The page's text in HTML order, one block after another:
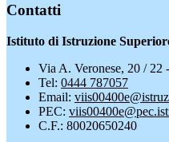
Contatti
Istituto di Istruzione
Via A. Veronese, 20 /
Tel: 0444 787057
Email:
PEC:
C.F.: 80020650240